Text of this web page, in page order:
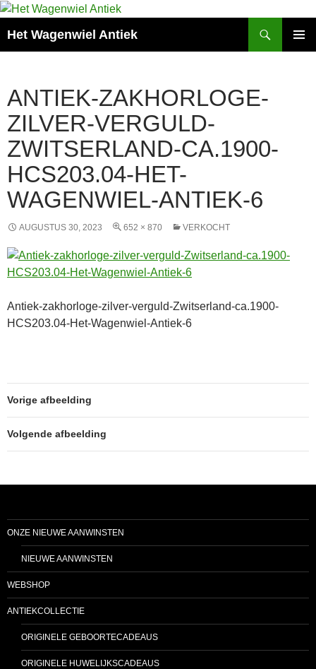
Het Wagenwiel Antiek
ANTIEK-ZAKHORLOGE-
ZILVER-VERGULD-
ZWITSERLAND-CA.1900-
HCS203.04-HET-
WAGENWIEL-ANTIEK-6
AUGUSTUS 30, 2023 652 × 870 VERKOCHT
Antiek-zakhorloge-zilver-verguld-Zwitserland-ca.1900-
HCS203.04-Het-Wagenwiel-Antiek-6
Vorige afbeelding
Volgende afbeelding
ONZE NIEUWE AANWINSTEN
NIEUWE AANWINSTEN
WEBSHOP
ANTIEKCOLLECTIE
ORIGINELE GEBOORTECADEAUS
ORIGINELE HUWELIJKSCADEAUS